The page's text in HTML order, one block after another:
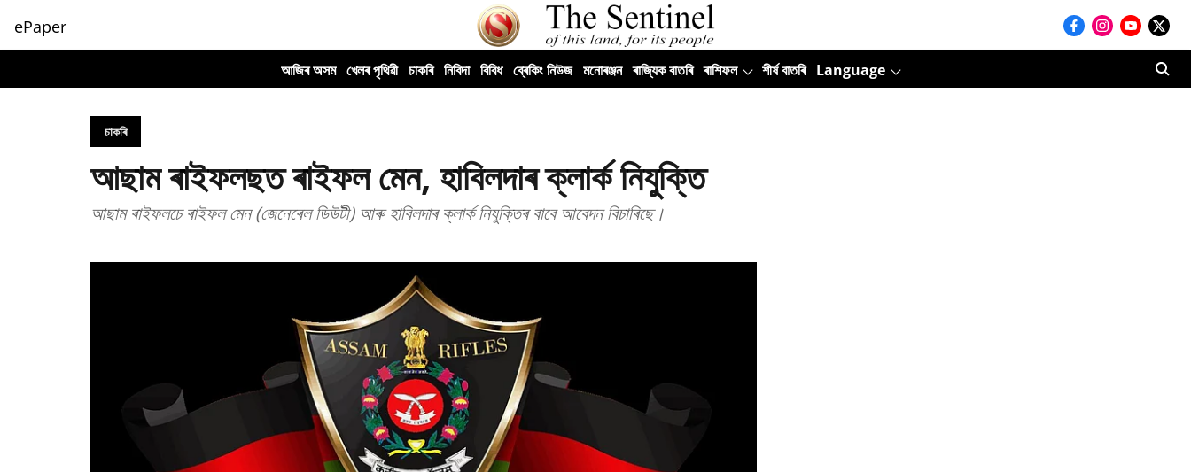
ePaper
আজিৰ অসম খেলৰ পৃথিৱী চাকৰি নিবিদা বিবিধ ব্ৰেকিং নিউজ মনোৰঞ্জন ৰাজ্যিক বাতৰি ৰাশিফল শীৰ্ষ বাতৰি Language
চাকৰি
আছাম ৰাইফলছত ৰাইফল মেন, হাবিলদাৰ ক্লাৰ্ক নিযুক্তি
আছাম ৰাইফলচে ৰাইফল মেন (জেনেৰেল ডিউটী) আৰু হাবিলদাৰ ক্লাৰ্ক নিযুক্তিৰ বাবে আবেদন বিচাৰিছে।